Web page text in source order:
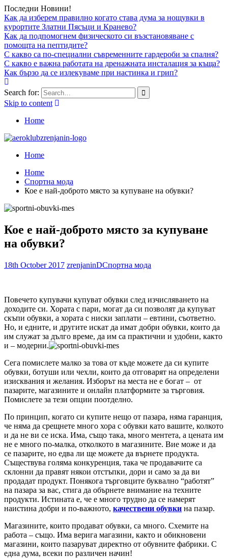
Последни Новини!
Как да изберем правилно когато става дума за нощувки в
курортите Златни Пясъци и Кранево?
Как да подпомогнем физическото си възстановяване с
помощта на пептидите?
С какво са по-специални съвременните гардероби за спалня?
С какво е важна работата на дренажната инсталация за къща?
Как бързо да се излекуваме при настинка и грип?
Search for:
Skip to content
Home
Home
Home
Спортна мода
Кое е най-доброто място за купуване на обувки?
Кое е най-доброто място за купуване
на обувки?
18th October 2017 zrenjaninDСпортна мода
Повечето купувачи купуват обувки след изчисляването на
доходите си. Хората с пари, могат да си позволят да купуват
скъпи обувки, а хората с ниски заплати – евтини, съответно.
Но, и едните, и другите искат да имат добри обувки, които да
им служат за дълго време, да им са практични и удобни, както
и – модерни.
Сега помислете малко за това от къде можете да си купите
обувки, ботуши или чехли, които да отговарят на определени
изисквания и желания. Изборът на места не е богат – от
пазарите, магазините и онлайн платформите за търговия.
Помислете за тези опции поотделно.
По принцип, когато си купите нещо от пазара, няма гаранция,
че няма да срещнете много хора с обувки като вашите, колкото
и да не ви се иска. Има, също така, много ментета, а цената им
не е много по-малка, отколкото в магазините. Вие може и да
се пазарите, но едва ли ще можете да върнете продукта.
Съществува голяма конкуренция, така че продавачите са
склонни да правят някои отстъпки, дори и само за да ви
продадат продукт. Понякога търговците буквално “работят”
на пазара за вас, стига да обърнете внимание на техните
продукти. Истината е, че е много трудно да се намерят
наистина добри и по-важното, качествени обувки на пазар.
Магазините, които продават обувки, са много. Схемите на
работа – също. Има верига магазини, както и обикновени
магазини, които пазаруват директно от обувните фабрики. С
една дума, всеки по различен начин!